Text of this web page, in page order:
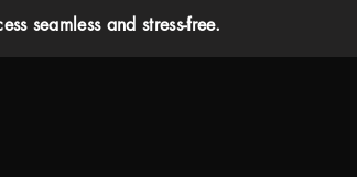
seamless and stress-free.